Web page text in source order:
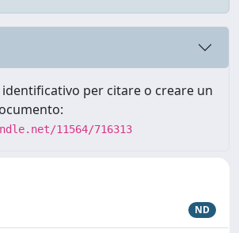
per citare o creare un
11564/716313
ND